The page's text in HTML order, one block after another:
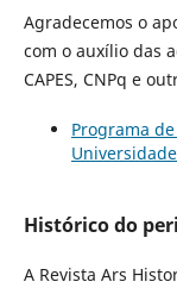
Agradecemos o
com o auxílio das
CAPES, CNPq e
Programa
Histórico do
A Revista Ars